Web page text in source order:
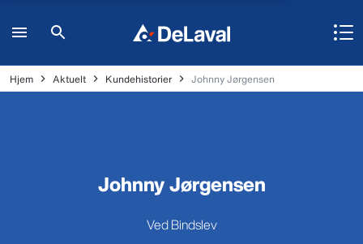
Hjem Aktuelt Kundehistorier Johnny Jørgensen
Johnny Jørgensen
Ved Bindslev